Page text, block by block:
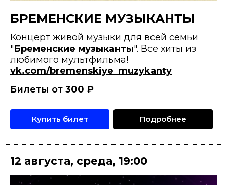
БРЕМЕНСКИЕ МУЗЫКАНТЫ
Концерт живой музыки для всей семьи
"Бременские музыканты". Все хиты из
любимого мультфильма!
vk.com/bremenskiye_muzykanty
Билеты от 300 ₽
Купить билет Подробнее
12 августа, среда, 19:00